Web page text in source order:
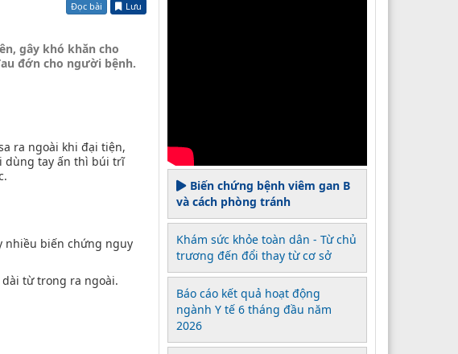
Đọc bài Lưu
gây khó khăn cho
đớn cho người bệnh.
ra ngoài khi đại tiện,
dùng tay ấn thì búi trĩ
nhiều biến chứng nguy
từ trong ra ngoài.
Biến chứng bệnh viêm gan B
và cách phòng tránh
Khám sức khỏe toàn dân - Từ chủ
trương đến đổi thay từ cơ sở
Báo cáo kết quả hoạt động
ngành Y tế 6 tháng đầu năm
2026